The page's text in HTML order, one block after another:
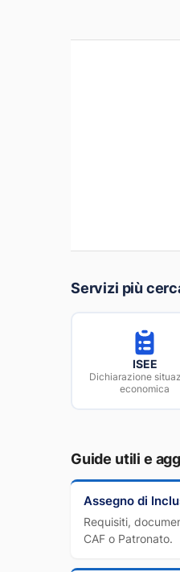
Servizi più
ISEE
Dichiarazione
economica
Guide utili e
Assegno di
Requisiti,
CAF o Patronato.